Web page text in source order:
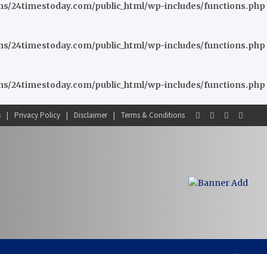
24timestoday.com/public_html/wp-includes/functions.php
24timestoday.com/public_html/wp-includes/functions.php
24timestoday.com/public_html/wp-includes/functions.php
Privacy Policy Disclaimer Terms & Conditions